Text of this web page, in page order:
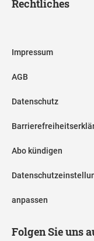
Rechtliches
Impressum
AGB
Datenschutz
Abo kündigen
anpassen
Folgen Sie uns